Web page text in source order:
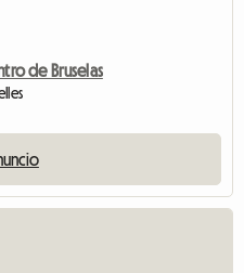
de Bruselas